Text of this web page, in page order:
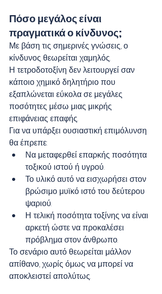
Πόσο μεγάλος είναι
πραγματικά ο κίνδυνος;
Με βάση τις σημερινές γνώσεις, ο
κίνδυνος θεωρείται χαμηλός.
Η τετροδοτοξίνη δεν λειτουργεί σαν
κάποιο χημικό δηλητήριο που
εξαπλώνεται εύκολα σε μεγάλες
ποσότητες μέσω μιας μικρής
επιφάνειας επαφής.
Για να υπάρξει ουσιαστική επιμόλυνση
θα έπρεπε:
Να μεταφερθεί επαρκής ποσότητα
τοξικού ιστού ή υγρού.
Το υλικό αυτό να εισχωρήσει στον
βρώσιμο μυϊκό ιστό του δεύτερου
ψαριού.
Η τελική ποσότητα τοξίνης να είναι
αρκετή ώστε να προκαλέσει
πρόβλημα στον άνθρωπο.
Το σενάριο αυτό θεωρείται μάλλον
απίθανο, χωρίς όμως να μπορεί να
αποκλειστεί απολύτως.